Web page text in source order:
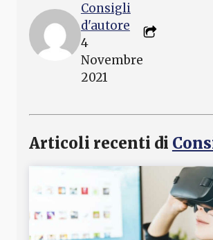
Consigli
d'autore
4
Novembre
2021
Articoli recenti di